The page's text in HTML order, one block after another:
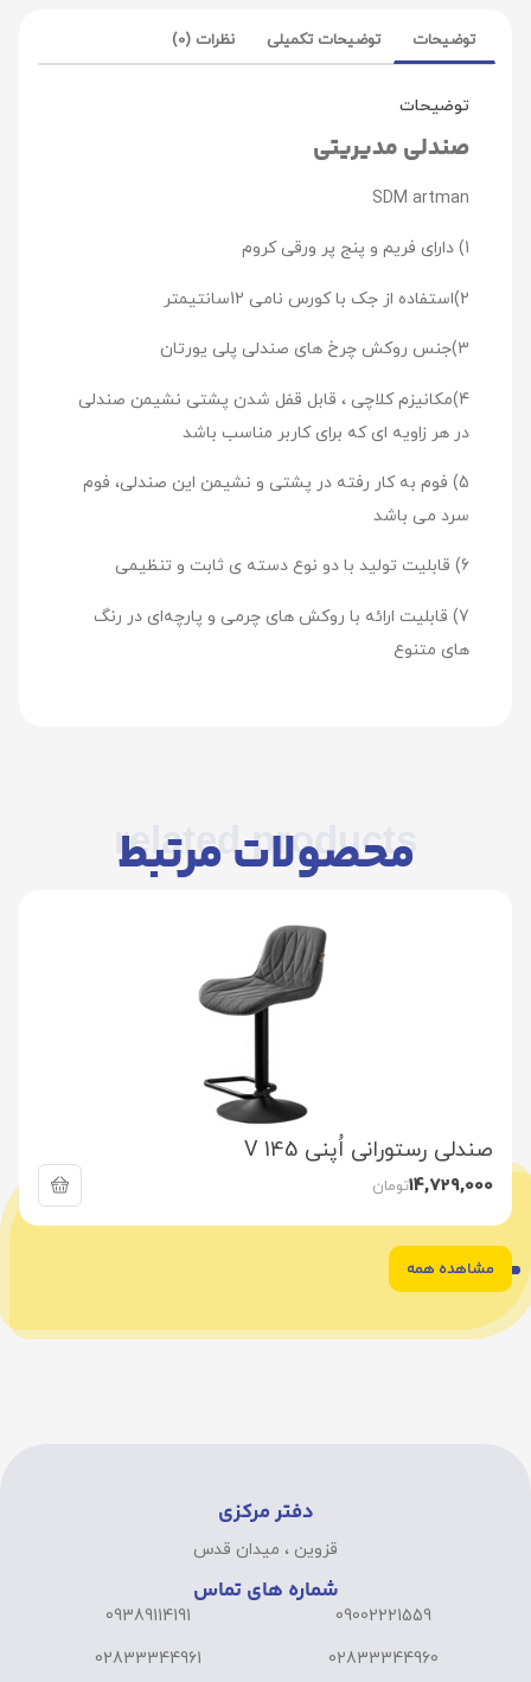
توضیحات توضیحات تکمیلی نظرات (0)
توضیحات
صندلی مدیریتی
SDM artman
1) دارای فریم و پنج پر ورقی کروم
2)استفاده از جک با کورس نامی 12سانتیمتر
3)جنس روکش چرخ های صندلی پلی یورتان
4)مکانیزم کلاچی ، قابل قفل شدن پشتی نشیمن صندلی
در هر زاویه ای که برای کاربر مناسب باشد
5) فوم به کار رفته در پشتی و نشیمن این صندلی، فوم
سرد می باشد
6) قابلیت تولید با دو نوع دسته ی ثابت و تنظیمی
7) قابلیت ارائه با روکش های چرمی و پارچه‌ای در رنگ
های متنوع
related products
محصولات مرتبط
صندلی رستورانی اُپنی V 145
14,729,000تومان
1
2
3
4 مشاهده همه
دفتر مرکزی
قزوین ، میدان قدس
شماره های تماس
09002221559
02833344960
09389114191
02833344961